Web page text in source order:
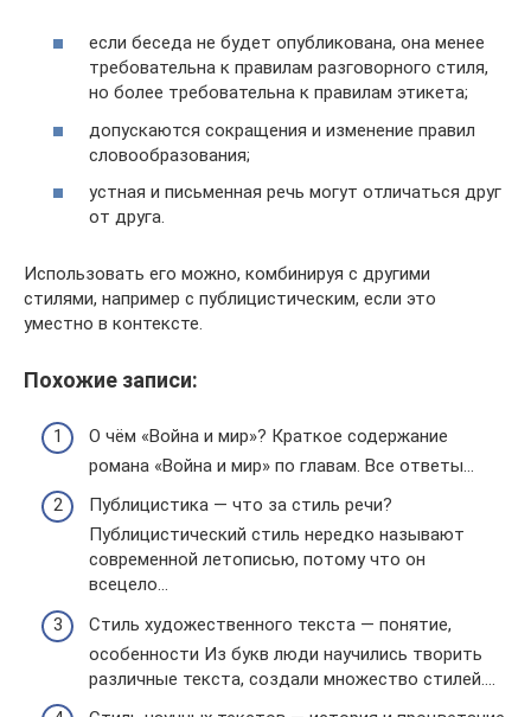
если беседа не будет опубликована, она менее
требовательна к правилам разговорного стиля,
но более требовательна к правилам этикета;
допускаются сокращения и изменение правил
словообразования;
устная и письменная речь могут отличаться друг
от друга.
Использовать его можно, комбинируя с другими
стилями, например с публицистическим, если это
уместно в контексте.
Похожие записи:
О чём «Война и мир»? Краткое содержание
романа «Война и мир» по главам. Все ответы…
Публицистика — что за стиль речи?
Публицистический стиль нередко называют
современной летописью, потому что он
всецело…
Стиль художественного текста — понятие,
особенности Из букв люди научились творить
различные текста, создали множество стилей….